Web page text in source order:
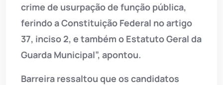
crime de usurpação de função pública,
ferindo a Constituição Federal no artigo
37, inciso 2, e também o Estatuto Geral da
Guarda Municipal”, apontou.
Barreira ressaltou que os candidatos